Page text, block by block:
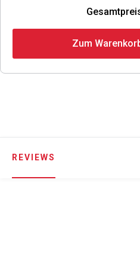
Zum
REVIEWS